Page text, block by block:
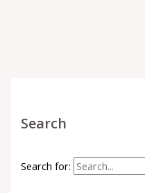
Search
Search for: